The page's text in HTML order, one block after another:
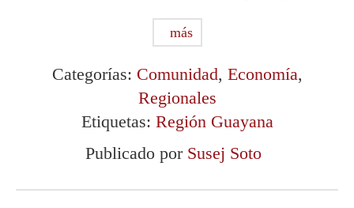
más
Categorías: Comunidad, Economía,
Regionales
Etiquetas: Región Guayana
Publicado por Susej Soto